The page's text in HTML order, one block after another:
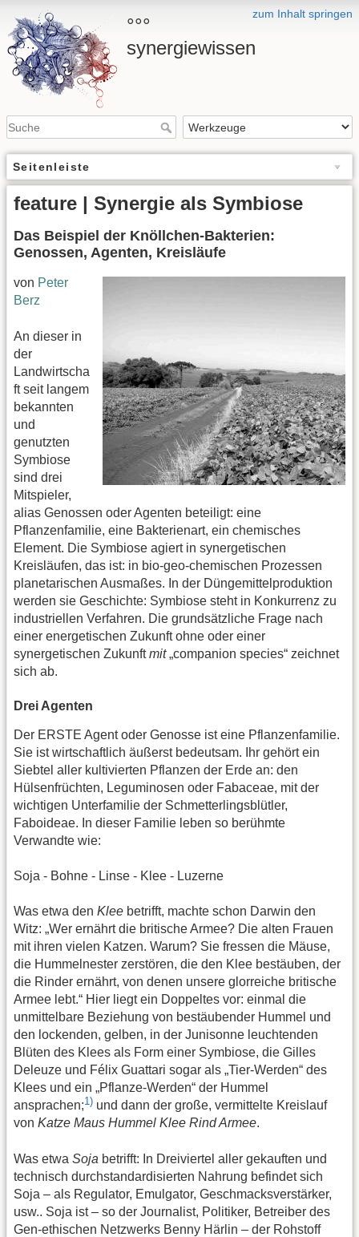
zum Inhalt springen
°°°
synergiewissen
Seitenleiste
feature | Synergie als Symbiose
Das Beispiel der Knöllchen-Bakterien:
Genossen, Agenten, Kreisläufe
von Peter
Berz
An dieser in
der
Landwirtscha
ft seit langem
bekannten
und
genutzten
Symbiose
sind drei
Mitspieler,
alias Genossen oder Agenten beteiligt: eine
Pflanzenfamilie, eine Bakterienart, ein chemisches
Element. Die Symbiose agiert in synergetischen
Kreisläufen, das ist: in bio-geo-chemischen Prozessen
planetarischen Ausmaßes. In der Düngemittelproduktion
werden sie Geschichte: Symbiose steht in Konkurrenz zu
industriellen Verfahren. Die grundsätzliche Frage nach
einer energetischen Zukunft ohne oder einer
synergetischen Zukunftmit„companion species“ zeichnet
sich ab.
Drei Agenten
Der ERSTE Agent oder Genosse ist eine Pflanzenfamilie.
Sie ist wirtschaftlich äußerst bedeutsam. Ihr gehört ein
Siebtel aller kultivierten Pflanzen der Erde an: den
Hülsenfrüchten, Leguminosen oder Fabaceae, mit der
wichtigen Unterfamilie der Schmetterlingsblütler,
Faboideae. In dieser Familie leben so berühmte
Verwandte wie:
Soja - Bohne - Linse - Klee - Luzerne
Was etwa den Klee betrifft, machte schon Darwin den
Witz: „Wer ernährt die britische Armee? Die alten Frauen
mit ihren vielen Katzen. Warum? Sie fressen die Mäuse,
die Hummelnester zerstören, die den Klee bestäuben, der
die Rinder ernährt, von denen unsere glorreiche britische
Armee lebt.“ Hier liegt ein Doppeltes vor: einmal die
unmittelbare Beziehung von bestäubender Hummel und
den lockenden, gelben, in der Junisonne leuchtenden
Blüten des Klees als Form einer Symbiose, die Gilles
Deleuze und Félix Guattari sogar als „Tier-Werden“ des
Klees und ein „Pflanze-Werden“ der Hummel
ansprachen;1) und dann der große, vermittelte Kreislauf
von Katze Maus Hummel Klee Rind Armee.
Was etwa Soja betrifft: In Dreiviertel aller gekauften und
technisch durchstandardisierten Nahrung befindet sich
Soja – als Regulator, Emulgator, Geschmacksverstärker,
usw.. Soja ist – so der Journalist, Politiker, Betreiber des
Gen-ethischen Netzwerks Benny Härlin – der Rohstoff